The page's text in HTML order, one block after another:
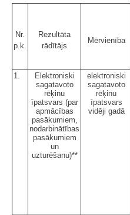
Nr.
p.k.
Rezultāta
rādītājs
Mērvienība
1.
Elektroniski
sagatavoto
rēķinu
īpatsvars (par
apmācības
pasākumiem,
nodarbinātības
pasākumiem
un
uzturēšanu)**
elektroniski
sagatavoto
rēķinu
īpatsvars
vidēji gadā